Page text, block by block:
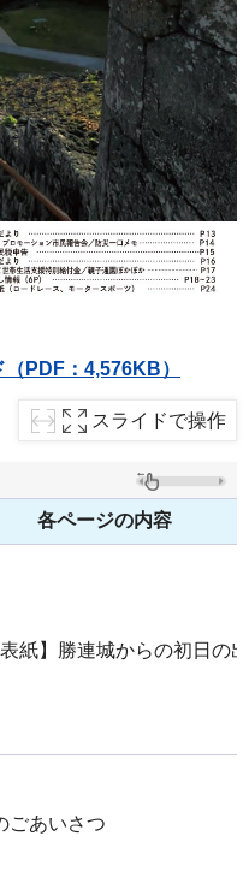
PDF：4,576KB）
スライドで操作
各ページの内容
表紙】勝連城からの初日の出
ごあいさつ